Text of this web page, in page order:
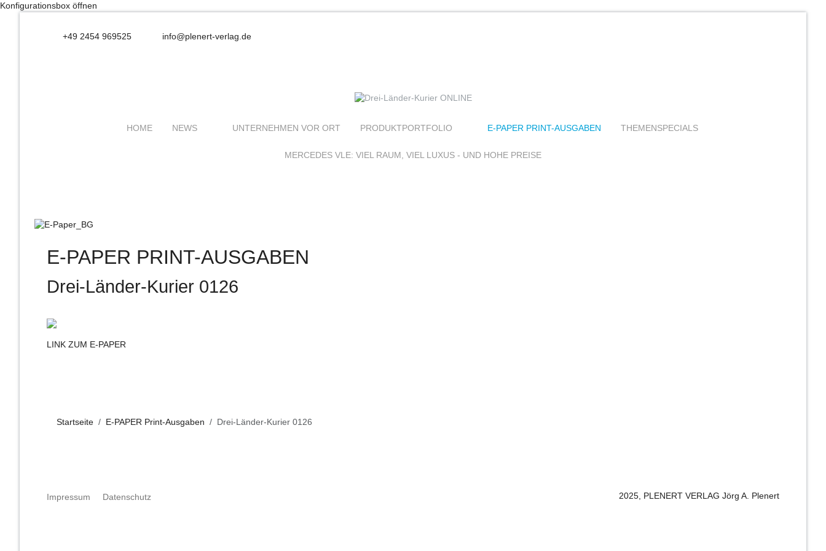
Konfigurationsbox öffnen
+49 2454 969525 info@plenert-verlag.de
HOME NEWS UNTERNEHMEN VOR ORT PRODUKTPORTFOLIO E-PAPER PRINT-AUSGABEN THEMENSPECIALS
MERCEDES VLE: VIEL RAUM, VIEL LUXUS - UND HOHE PREISE
E-PAPER PRINT-AUSGABEN
Drei-Länder-Kurier 0126
LINK ZUM E-PAPER
Startseite E-PAPER Print-Ausgaben Drei-Länder-Kurier 0126
Impressum Datenschutz 2025, PLENERT VERLAG Jörg A. Plenert